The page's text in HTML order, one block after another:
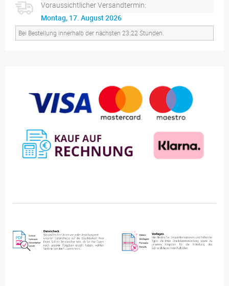
Voraussichtlicher Versandtermin:
Montag, 17. August 2026
Bei Bestellung innerhalb der nächsten 23:22 Stunden.